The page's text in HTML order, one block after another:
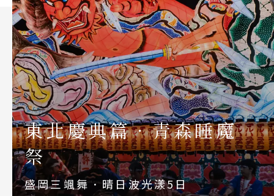
Luxury Rail Travel
日本鐵道旅
Festival & Events
主題旅遊賞
S.E. Asia & Islands
海島東南亞
Classic China
中國雅學賞
東北慶典篇．青森睡魔
祭
盛岡三颯舞．晴日波光漾5日